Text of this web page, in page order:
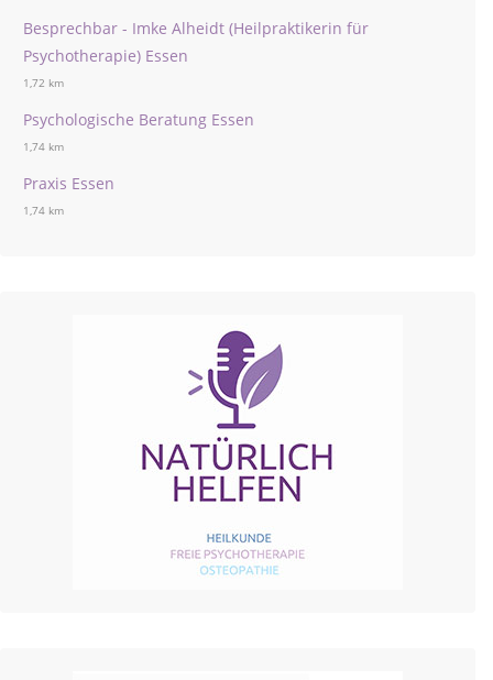
Besprechbar - Imke Alheidt (Heilpraktikerin für
Psychotherapie) Essen
1,72 km
Psychologische Beratung Essen
1,74 km
Praxis Essen
1,74 km